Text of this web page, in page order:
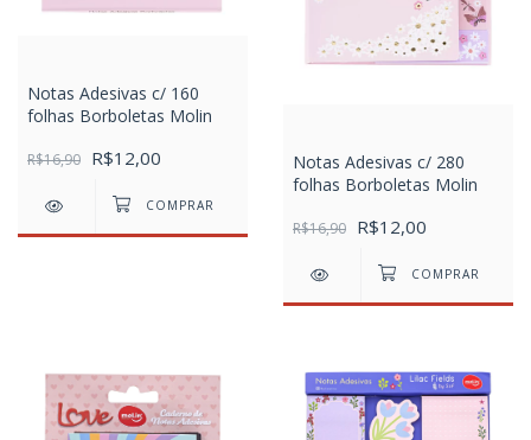
Notas Adesivas c/ 160
folhas Borboletas Molin
R$16,90 R$12,00
Notas Adesivas c/ 280
folhas Borboletas Molin
R$16,90 R$12,00